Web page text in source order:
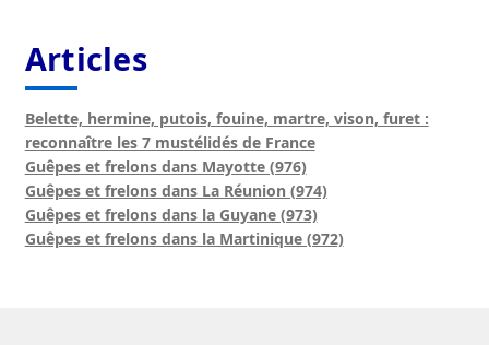
Articles
Belette, hermine, putois, fouine, martre, vison, furet :
reconnaître les 7 mustélidés de France
Guêpes et frelons dans Mayotte (976)
Guêpes et frelons dans La Réunion (974)
Guêpes et frelons dans la Guyane (973)
Guêpes et frelons dans la Martinique (972)